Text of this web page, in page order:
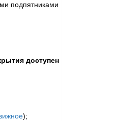
подпятниками
доступен
);